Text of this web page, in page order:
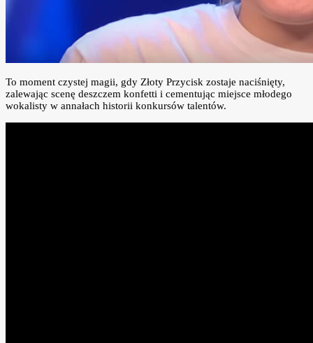
To moment czystej magii, gdy Złoty Przycisk zostaje naciśnięty,
zalewając scenę deszczem konfetti i cementując miejsce młodego
wokalisty w annałach historii konkursów talentów.